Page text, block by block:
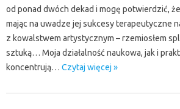
od ponad dwóch dekad i mogę potwierdzić,
mając na uwadze jej sukcesy terapeutyczne
z kowalstwem artystycznym – rzemiosłem
sztuką… Moja działalność naukowa, jak i
koncentrują… Czytaj więcej »